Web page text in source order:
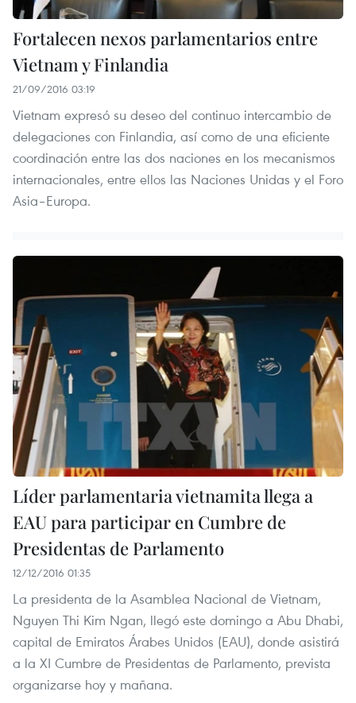
Fortalecen nexos parlamentarios entre
Vietnam y Finlandia
21/09/2016 03:19
Vietnam expresó su deseo del continuo intercambio de
delegaciones con Finlandia, así como de una eficiente
coordinación entre las dos naciones en los mecanismos
internacionales, entre ellos las Naciones Unidas y el Foro
Asia–Europa.
Líder parlamentaria vietnamita llega a
EAU para participar en Cumbre de
Presidentas de Parlamento
12/12/2016 01:35
La presidenta de la Asamblea Nacional de Vietnam,
Nguyen Thi Kim Ngan, llegó este domingo a Abu Dhabi,
capital de Emiratos Árabes Unidos (EAU), donde asistirá
a la XI Cumbre de Presidentas de Parlamento, prevista
organizarse hoy y mañana.